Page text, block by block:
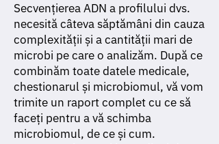
Secvențierea ADN a profilului dvs.
necesită câteva săptămâni din cauza
complexității și a cantității mari de
microbi pe care o analizăm. După ce
combinăm toate datele medicale,
chestionarul și microbiomul, vă vom
trimite un raport complet cu ce să
faceți pentru a vă schimba
microbiomul, de ce și cum.